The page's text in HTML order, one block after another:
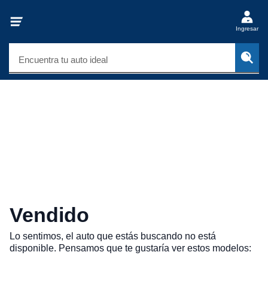
Ingresar
Encuentra tu auto ideal
Vendido
Lo sentimos, el auto que estás buscando no está
disponible. Pensamos que te gustaría ver estos modelos: